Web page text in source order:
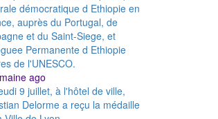
démocratique d Ethiopie en
auprès du Portugal, de
et du Saint-Siege, et
Permanente d Ethiopie
de l'UNESCO.
ago
9 juillet, à l'hôtel de ville,
Delorme a reçu la médaille